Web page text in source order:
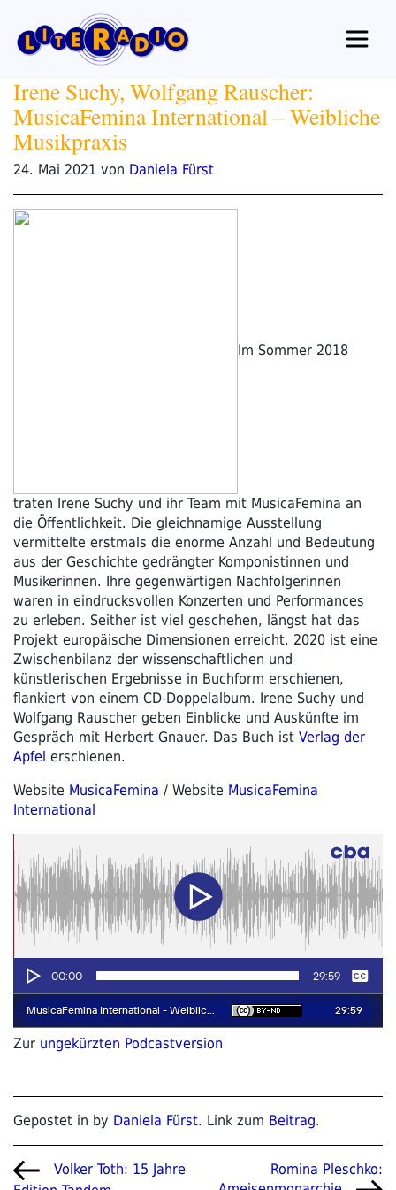
Inhalt
springen
Irene Suchy, Wolfgang Rauscher:
MusicaFemina International – Weibliche
Musikpraxis
24. Mai 2021 Veröffentlicht
von Daniela Fürst
Im Sommer 2018
traten Irene Suchy und ihr Team mit MusicaFemina an
die Öffentlichkeit. Die gleichnamige Ausstellung
vermittelte erstmals die enorme Anzahl und Bedeutung
aus der Geschichte gedrängter Komponistinnen und
Musikerinnen. Ihre gegenwärtigen Nachfolgerinnen
waren in eindrucksvollen Konzerten und Performances
zu erleben. Seither ist viel geschehen, längst hat das
Projekt europäische Dimensionen erreicht. 2020 ist eine
Zwischenbilanz der wissenschaftlichen und
künstlerischen Ergebnisse in Buchform erschienen,
flankiert von einem CD-Doppelalbum. Irene Suchy und
Wolfgang Rauscher geben Einblicke und Auskünfte im
Gespräch mit Herbert Gnauer. Das Buch ist Verlag der
Apfel erschienen.
Website MusicaFemina / Website MusicaFemina
International
Zur ungekürzten Podcastversion
Gepostet in by Daniela Fürst. Link zum Beitrag.
Beitragsnavigation
VorherigerVolker Toth: 15 Jahre
Nächster
Romina Pleschko: